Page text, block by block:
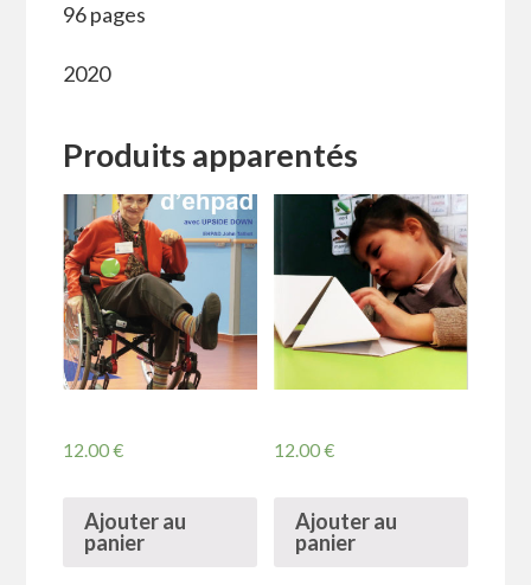
96 pages
2020
Produits apparentés
12.00€
Ajouter au
panier
12.00€
Ajouter au
panier